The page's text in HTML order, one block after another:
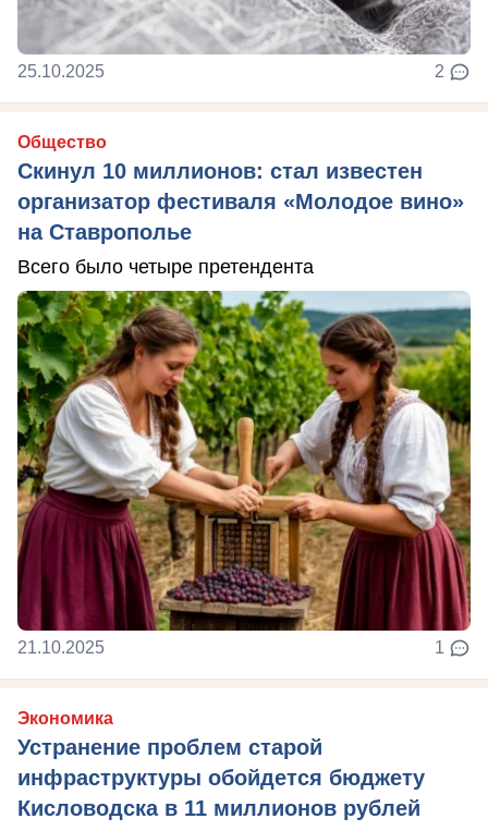
25.10.2025 2
Общество
Скинул 10 миллионов: стал известен
организатор фестиваля «Молодое вино»
на Ставрополье
Всего было четыре претендента
21.10.2025 1
Экономика
Устранение проблем старой
инфраструктуры обойдется бюджету
Кисловодска в 11 миллионов рублей